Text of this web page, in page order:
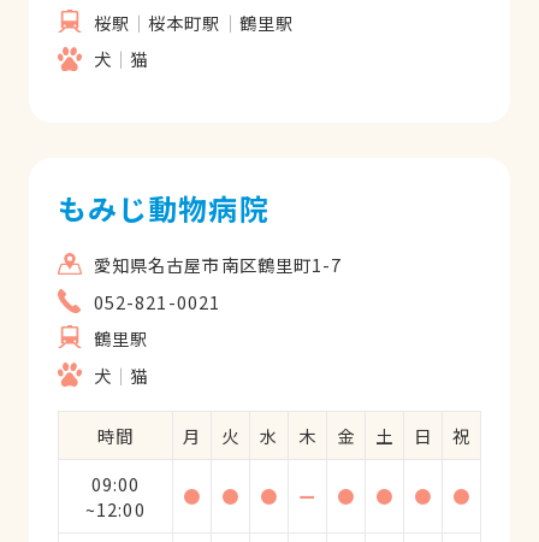
桜駅
桜本町駅
鶴里駅
犬
猫
もみじ動物病院
愛知県名古屋市南区鶴里町1-7
052-821-0021
鶴里駅
犬
猫
時間 月 火 水 木 金 土 日
祝
09:00
~12:00
● ● ● ー ● ● ● ●